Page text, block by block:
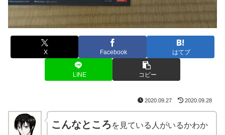
X Facebook はてブ
LINE コピー
2020.09.27 2020.09.28
こんなところ を見ている人がいるかわか